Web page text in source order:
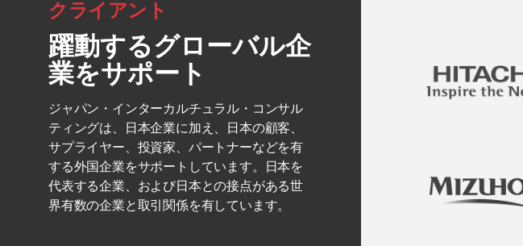
クライアント
躍動するグローバル企
業をサポート
ジャパン・インターカルチュラル・コンサル
ティングは、日本企業に加え、日本の顧客、
サプライヤー、投資家、パートナーなどを有
する外国企業をサポートしています。日本を
代表する企業、および日本との接点がある世
界有数の企業と取引関係を有しています。